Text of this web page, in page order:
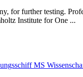
for further testing.
Institute for One ...
MS